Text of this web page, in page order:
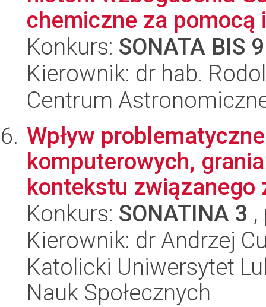
chemiczne za pomocą
Konkurs: SONATA BIS 9
Kierownik: dr hab.
Centrum
Wpływ
komputerowych,
kontekstu związanego
Konkurs: SONATINA 3
Kierownik: dr Andrzej
Katolicki Uniwersytet
Nauk Społecznych